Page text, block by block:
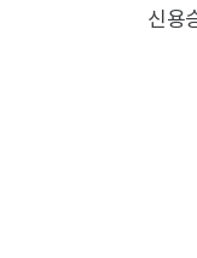
신용